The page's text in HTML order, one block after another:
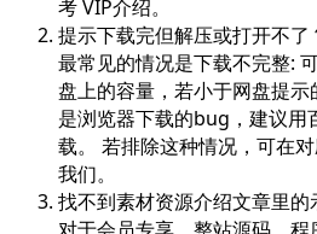
考 VIP介绍。
提示下载完但解压或打开不了
最常见的情况是下载不完整:
盘上的容量，若小于网盘提
是浏览器下载的bug，建议用
载。 若排除这种情况，可在
我们。
找不到素材资源介绍文章里的
对于会员专享、整站源码、